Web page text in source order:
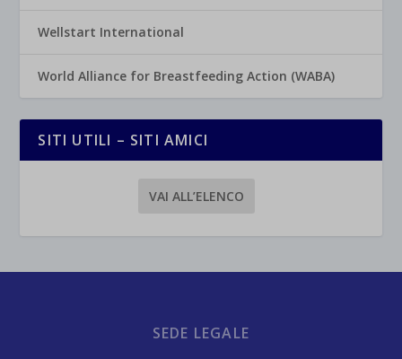
Wellstart International
World Alliance for Breastfeeding Action (WABA)
SITI UTILI – SITI AMICI
VAI ALL’ELENCO
SEDE LEGALE